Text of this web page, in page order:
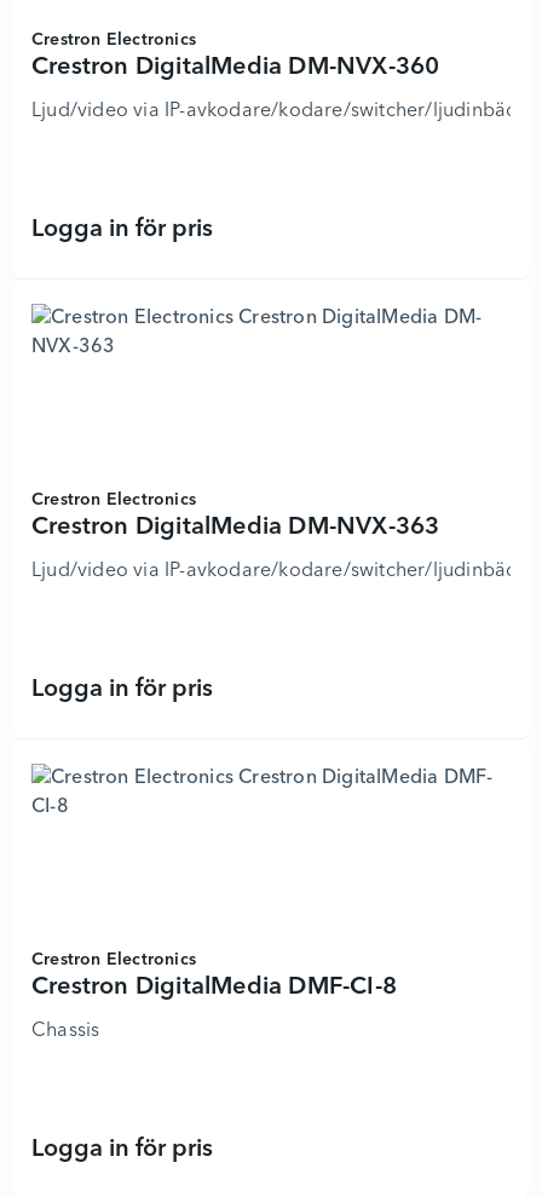
Crestron Electronics
Crestron DigitalMedia DM-NVX-360
Ljud/video via IP-avkodare/kodare/switcher/
Logga in för prisCrestron DigitalMedia DM-NVX-
Crestron Electronics
Crestron DigitalMedia DM-NVX-363
Ljud/video via IP-avkodare/kodare/switcher/
Logga in för prisCrestron DigitalMedia DM-NVX-
Crestron Electronics
Crestron DigitalMedia DMF-CI-8
Chassis
Logga in för prisCrestron DigitalMedia DMF-CI-8 -